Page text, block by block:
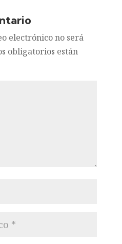
electrónico no será
obligatorios están